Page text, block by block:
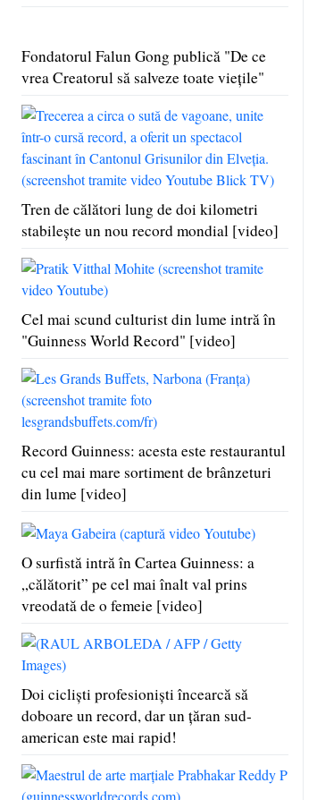
Fondatorul Falun Gong publică "De ce
vrea Creatorul să salveze toate vieţile"
Tren de călători lung de doi kilometri
stabileşte un nou record mondial [video]
Cel mai scund culturist din lume intră în
"Guinness World Record" [video]
Record Guinness: acesta este restaurantul
cu cel mai mare sortiment de brânzeturi
din lume [video]
O surfistă intră în Cartea Guinness: a
„călătorit” pe cel mai înalt val prins
vreodată de o femeie [video]
Doi ciclişti profesionişti încearcă să
doboare un record, dar un ţăran sud-
american este mai rapid!